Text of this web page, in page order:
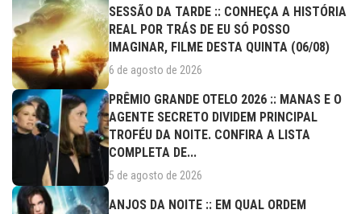
SESSÃO DA TARDE :: CONHEÇA A HISTÓRIA
REAL POR TRÁS DE EU SÓ POSSO
IMAGINAR, FILME DESTA QUINTA (06/08)
6 de agosto de 2026
PRÊMIO GRANDE OTELO 2026 :: MANAS E O
AGENTE SECRETO DIVIDEM PRINCIPAL
TROFÉU DA NOITE. CONFIRA A LISTA
COMPLETA DE...
5 de agosto de 2026
ANJOS DA NOITE :: EM QUAL ORDEM